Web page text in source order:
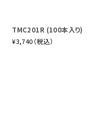
TMC201R (100本入り)
¥3,740（税込）